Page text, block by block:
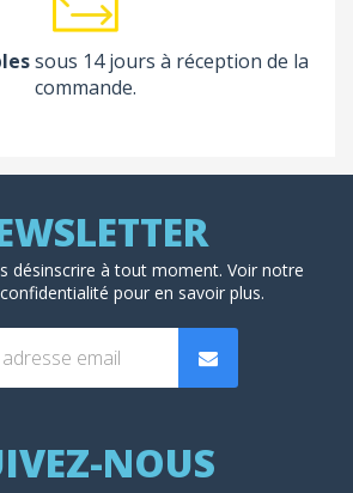
sous 14 jours à réception de la
commande.
désinscrire à tout moment. Voir notre
pour en savoir plus.
NOUS